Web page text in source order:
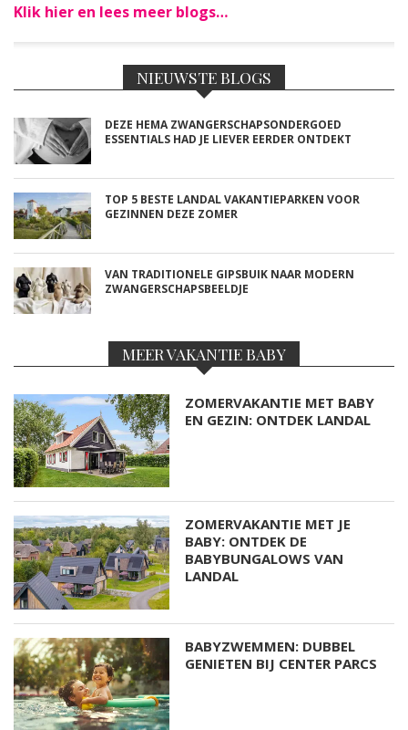
Klik hier en lees meer blogs…
NIEUWSTE BLOGS
DEZE HEMA ZWANGERSCHAPSONDERGOED
ESSENTIALS HAD JE LIEVER EERDER ONTDEKT
TOP 5 BESTE LANDAL VAKANTIEPARKEN VOOR
GEZINNEN DEZE ZOMER
VAN TRADITIONELE GIPSBUIK NAAR MODERN
ZWANGERSCHAPSBEELDJE
MEER VAKANTIE BABY
ZOMERVAKANTIE MET BABY
EN GEZIN: ONTDEK LANDAL
ZOMERVAKANTIE MET JE
BABY: ONTDEK DE
BABYBUNGALOWS VAN
LANDAL
BABYZWEMMEN: DUBBEL
GENIETEN BIJ CENTER PARCS